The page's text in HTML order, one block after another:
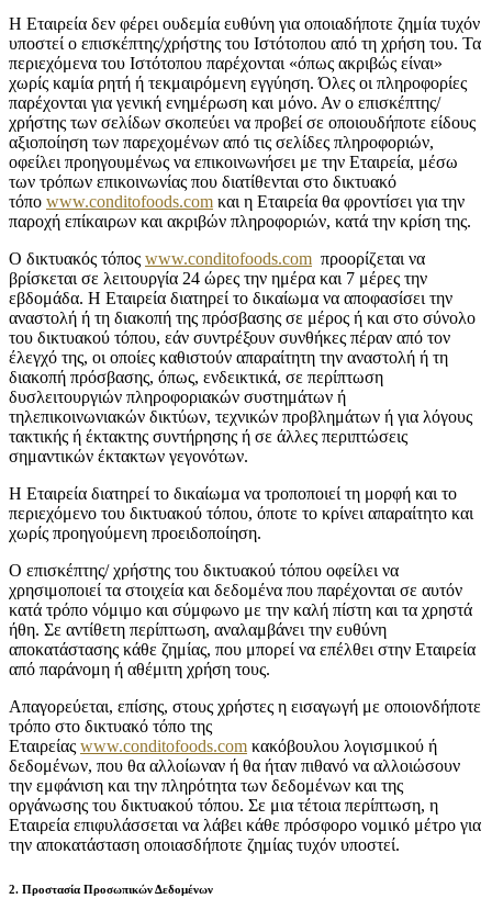
Η Εταιρεία δεν φέρει ουδεμία ευθύνη για οποιαδήποτε ζημία τυχόν
υποστεί ο επισκέπτης/χρήστης του Ιστότοπου από τη χρήση του. Τα
περιεχόμενα του Ιστότοπου παρέχονται «όπως ακριβώς είναι»
χωρίς καμία ρητή ή τεκμαιρόμενη εγγύηση. Όλες οι πληροφορίες
παρέχονται για γενική ενημέρωση και μόνο. Αν ο επισκέπτης/
χρήστης των σελίδων σκοπεύει να προβεί σε οποιουδήποτε είδους
αξιοποίηση των παρεχομένων από τις σελίδες πληροφοριών,
οφείλει προηγουμένως να επικοινωνήσει με την Εταιρεία, μέσω
των τρόπων επικοινωνίας που διατίθενται στο δικτυακό
τόπο www.conditofoods.com και η Εταιρεία θα φροντίσει για την
παροχή επίκαιρων και ακριβών πληροφοριών, κατά την κρίση της.
Ο δικτυακός τόπος www.conditofoods.com προορίζεται να
βρίσκεται σε λειτουργία 24 ώρες την ημέρα και 7 μέρες την
εβδομάδα. Η Εταιρεία διατηρεί το δικαίωμα να αποφασίσει την
αναστολή ή τη διακοπή της πρόσβασης σε μέρος ή και στο σύνολο
του δικτυακού τόπου, εάν συντρέξουν συνθήκες πέραν από τον
έλεγχό της, οι οποίες καθιστούν απαραίτητη την αναστολή ή τη
διακοπή πρόσβασης, όπως, ενδεικτικά, σε περίπτωση
δυσλειτουργιών πληροφοριακών συστημάτων ή
τηλεπικοινωνιακών δικτύων, τεχνικών προβλημάτων ή για λόγους
τακτικής ή έκτακτης συντήρησης ή σε άλλες περιπτώσεις
σημαντικών έκτακτων γεγονότων.
Η Εταιρεία διατηρεί το δικαίωμα να τροποποιεί τη μορφή και το
περιεχόμενο του δικτυακού τόπου, όποτε το κρίνει απαραίτητο και
χωρίς προηγούμενη προειδοποίηση.
Ο επισκέπτης/ χρήστης του δικτυακού τόπου οφείλει να
χρησιμοποιεί τα στοιχεία και δεδομένα που παρέχονται σε αυτόν
κατά τρόπο νόμιμο και σύμφωνο με την καλή πίστη και τα χρηστά
ήθη. Σε αντίθετη περίπτωση, αναλαμβάνει την ευθύνη
αποκατάστασης κάθε ζημίας, που μπορεί να επέλθει στην Εταιρεία
από παράνομη ή αθέμιτη χρήση τους.
Απαγορεύεται, επίσης, στους χρήστες η εισαγωγή με οποιονδήποτε
τρόπο στο δικτυακό τόπο της
Εταιρείας www.conditofoods.com κακόβουλου λογισμικού ή
δεδομένων, που θα αλλοίωναν ή θα ήταν πιθανό να αλλοιώσουν
την εμφάνιση και την πληρότητα των δεδομένων και της
οργάνωσης του δικτυακού τόπου. Σε μια τέτοια περίπτωση, η
Εταιρεία επιφυλάσσεται να λάβει κάθε πρόσφορο νομικό μέτρο για
την αποκατάσταση οποιασδήποτε ζημίας τυχόν υποστεί.
2. Προστασία Προσωπικών Δεδομένων